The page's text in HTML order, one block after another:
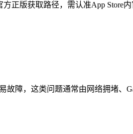
正版获取路径，需认准App Store
障，这类问题通常由网络拥堵、